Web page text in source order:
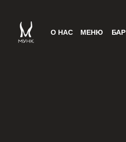
О НАС МЕНЮ БАР